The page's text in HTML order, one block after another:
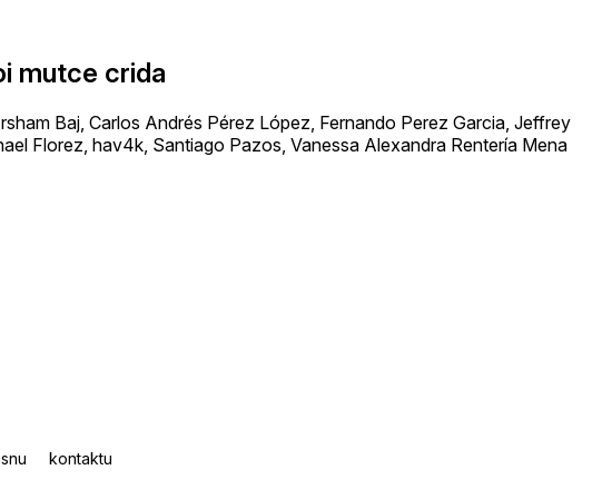
mutce crida
Baj, Carlos Andrés Pérez López, Fernando Perez Garcia, Jeffrey
Florez, hav4k, Santiago Pazos, Vanessa Alexandra Rentería Mena
kontaktu